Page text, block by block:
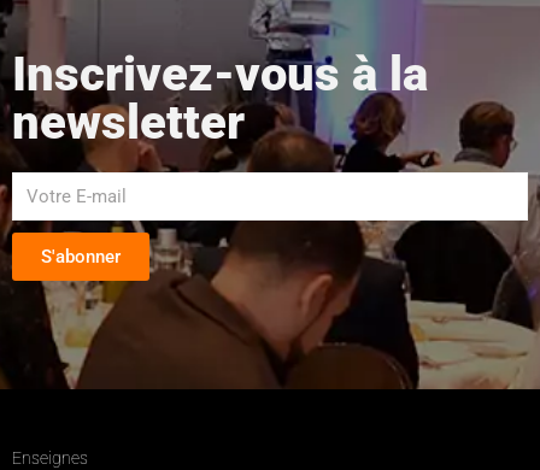
Inscrivez-vous à la
newsletter
S'abonner
Enseignes